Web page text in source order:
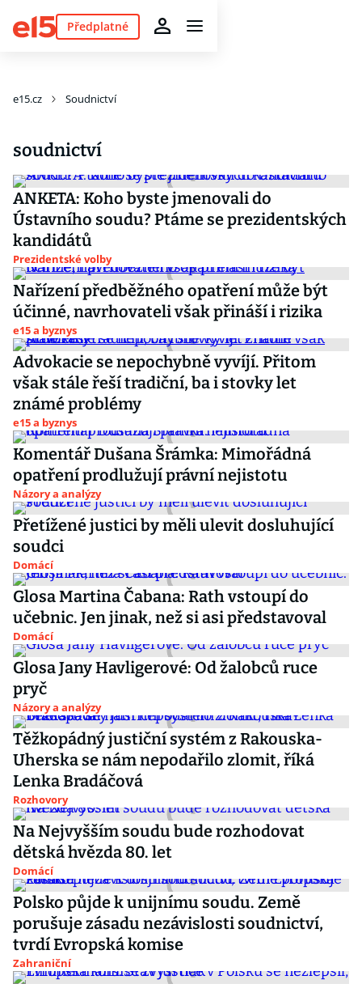
Předplatné
e15.cz Soudnictví
soudnictví
ANKETA: Koho byste jmenovali do
Ústavního soudu? Ptáme se prezidentských
kandidátů
Prezidentské volby
Nařízení předběžného opatření může být
účinné, navrhovateli však přináší i rizika
e15 a byznys
Advokacie se nepochybně vyvíjí. Přitom
však stále řeší tradiční, ba i stovky let
známé problémy
e15 a byznys
Komentář Dušana Šrámka: Mimořádná
opatření prodlužují právní nejistotu
Názory a analýzy
Přetížené justici by měli ulevit dosluhující
soudci
Domácí
Glosa Martina Čabana: Rath vstoupí do
učebnic. Jen jinak, než si asi představoval
Domácí
Glosa Jany Havligerové: Od žalobců ruce
pryč
Názory a analýzy
Těžkopádný justiční systém z Rakouska-
Uherska se nám nepodařilo zlomit, říká
Lenka Bradáčová
Rozhovory
Na Nejvyšším soudu bude rozhodovat
dětská hvězda 80. let
Domácí
Polsko půjde k unijnímu soudu. Země
porušuje zásadu nezávislosti soudnictví,
tvrdí Evropská komise
Zahraniční